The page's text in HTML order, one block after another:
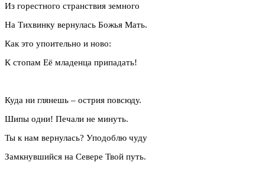
Из горестного странствия земного
На Тихвинку вернулась Божья Мать.
Как это упоительно и ново:
К стопам Её младенца припадать!
Куда ни глянешь – острия повсюду.
Шипы одни! Печали не минуть.
Ты к нам вернулась? Уподоблю чуду
Замкнувшийся на Севере Твой путь.